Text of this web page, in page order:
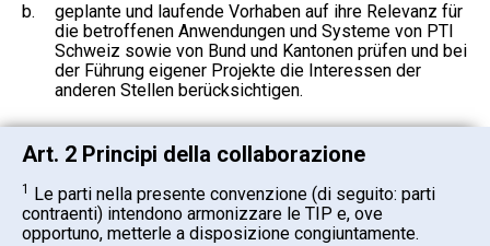
b.
geplante und laufende Vorhaben auf ihre Relevanz für
die betroffenen Anwendungen und Systeme von PTI
Schweiz sowie von Bund und Kantonen prüfen und bei
der Führung eigener Projekte die Interessen der
anderen Stellen berücksichtigen.
Art. 2 Principi della collaborazione
1 Le parti nella presente convenzione (di seguito: parti
contraenti) intendono armonizzare le TIP e, ove
opportuno, metterle a disposizione congiuntamente.